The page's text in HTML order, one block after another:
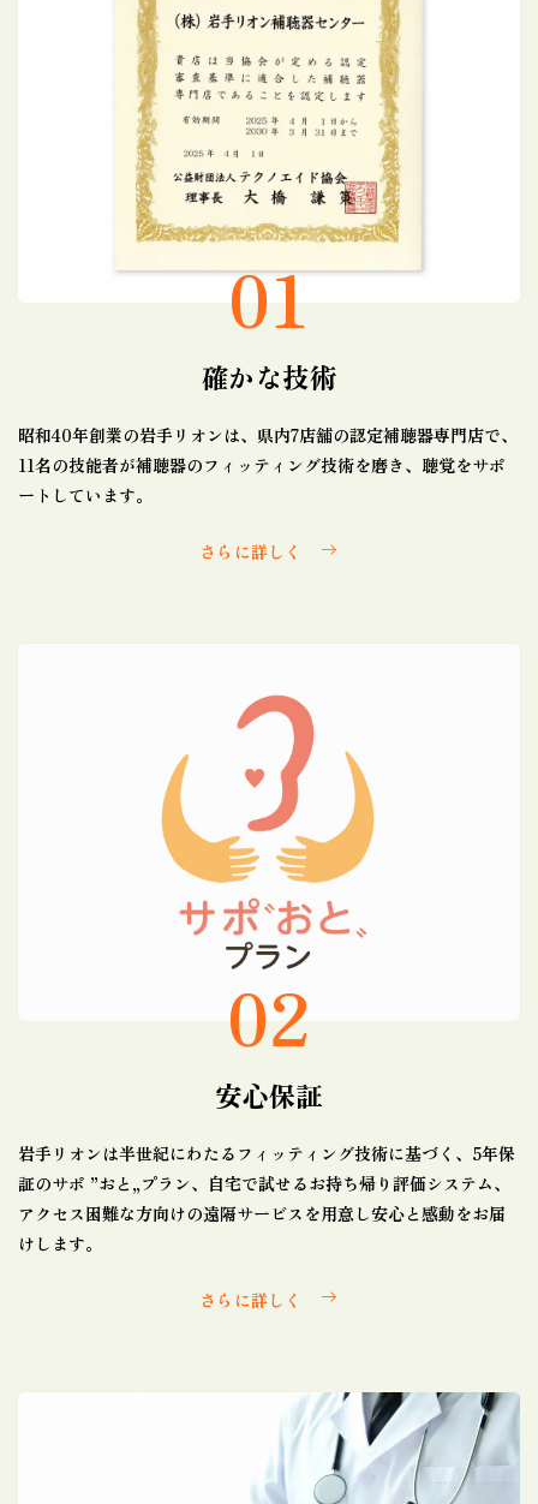
01
確かな技術
昭和40年創業の岩手リオンは、県内7店舗の認定補聴器専門店で、
11名の技能者が補聴器のフィッティング技術を磨き、聴覚をサポ
ートしています。
さらに詳しく
02
安心保証
岩手リオンは半世紀にわたるフィッティング技術に基づく、5年保
証のサポ ”おと„プラン、自宅で試せるお持ち帰り評価システム、
アクセス困難な方向けの遠隔サービスを用意し安心と感動をお届
けします。
さらに詳しく